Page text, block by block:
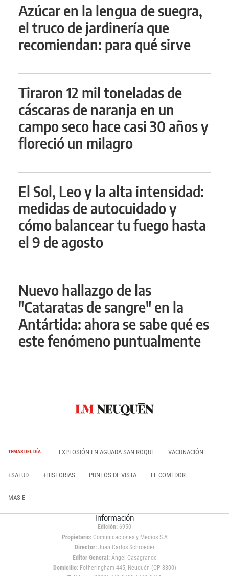
Azúcar en la lengua de suegra,
el truco de jardinería que
recomiendan: para qué sirve
Tiraron 12 mil toneladas de
cáscaras de naranja en un
campo seco hace casi 30 años y
floreció un milagro
El Sol, Leo y la alta intensidad:
medidas de autocuidado y
cómo balancear tu fuego hasta
el 9 de agosto
Nuevo hallazgo de las
"Cataratas de sangre" en la
Antártida: ahora se sabe qué es
este fenómeno puntualmente
TEMAS DEL DÍA EXPLOSIÓN EN AGUADA SAN ROQUE VACUNACIÓN
+SALUD +HISTORIAS PUNTOS DE VISTA EL COMEDOR
MAS E
Información
Edición: 6950
Propietario:Comunicaciones y Medios S.A
Director: Juan Carlos Schroeder
Editor General:Ángel Casagrande
Domicilio:Fotheringham 445, Neuquén (CP 8300)